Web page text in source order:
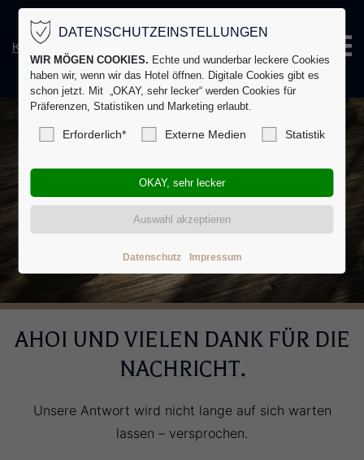
DATENSCHUTZEINSTELLUNGEN
WIR MÖGEN COOKIES. Echte und wunderbar leckere Cookies
haben wir, wenn wir das Hotel öffnen. Digitale Cookies gibt es
schon jetzt. Mit „OKAY, sehr lecker“ werden Cookies für
Präferenzen, Statistiken und Marketing erlaubt.
Erforderlich* Externe Medien Statistik
Datenschutz Impressum
AHOI UND VIELEN DANK FÜR DIE
NACHRICHT.
Unsere Antwort wird nicht lange auf sich warten
lassen – versprochen.